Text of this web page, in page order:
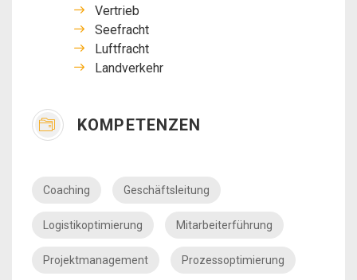
Vertrieb
Seefracht
Luftfracht
Landverkehr
KOMPETENZEN
Coaching Geschäftsleitung
Logistikoptimierung Mitarbeiterführung
Projektmanagement Prozessoptimierung